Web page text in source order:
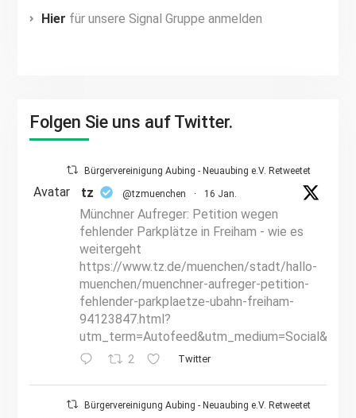
Hier für unsere Signal Gruppe anmelden
Folgen Sie uns auf Twitter.
Bürgervereinigung Aubing - Neuaubing e.V. Retweetet
Avatar tz @tzmuenchen · 16 Jan.
Münchner Aufreger: Petition wegen
fehlender Parkplätze in Freiham - wie es
weitergeht
https://www.tz.de/muenchen/stadt/hallo-
muenchen/muenchner-aufreger-petition-
fehlender-parkplaetze-ubahn-freiham-
94123847.html?
2 Twitter
Bürgervereinigung Aubing - Neuaubing e.V. Retweetet